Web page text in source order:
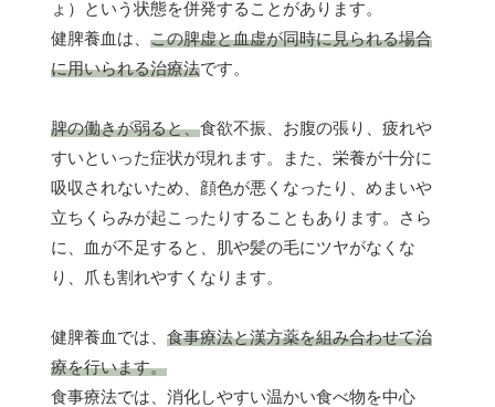
ょ）という状態を併発することがあります。
健脾養血は、 この脾虚と血虚が同時に見られる場合
に用いられる治療法です。
脾の働きが弱ると、食欲不振、お腹の張り、疲れや
すいといった症状が現れます。また、栄養が十分に
吸収されないため、顔色が悪くなったり、めまいや
立ちくらみが起こったりすることもあります。さら
に、血が不足すると、肌や髪の毛にツヤがなくな
り、爪も割れやすくなります。
健脾養血では、 食事療法と漢方薬を組み合わせて治
療を行います。
食事療法では、消化しやすい温かい食べ物を中心